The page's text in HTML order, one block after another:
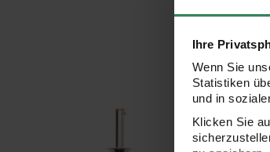
Ihre
Wenn Sie
Statistiken
und in
Klicken Sie
Brandmalkolben-Set inkl. 5 Aufsätze